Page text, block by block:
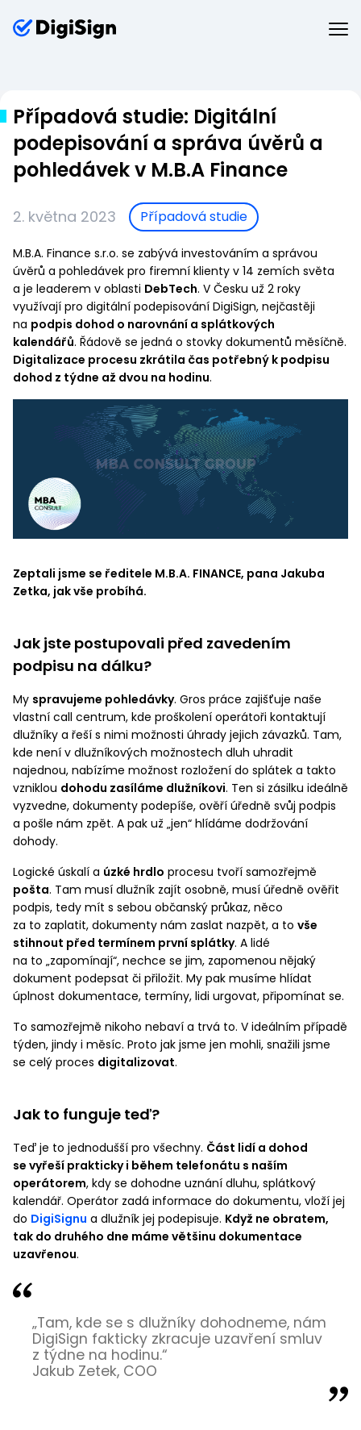
Případová studie: Digitální
podepisování a správa úvěrů a
pohledávek v M.B.A Finance
2. května 2023 Případová studie
M.B.A. Finance s.r.o. se zabývá investováním a správou
úvěrů a pohledávek pro firemní klienty v 14 zemích světa
a je leaderem v oblasti DebTech. V Česku už 2 roky
využívají pro digitální podepisování DigiSign, nejčastěji
na podpis dohod o narovnání a splátkových
kalendářů. Řádově se jedná o stovky dokumentů měsíčně.
Digitalizace procesu zkrátila čas potřebný k podpisu
dohod z týdne až dvou na hodinu.
Zeptali jsme se ředitele M.B.A. FINANCE, pana Jakuba
Zetka, jak vše probíhá.
Jak jste postupovali před zavedením
podpisu na dálku?
My spravujeme pohledávky. Gros práce zajišťuje naše
vlastní call centrum, kde proškolení operátoři kontaktují
dlužníky a řeší s nimi možnosti úhrady jejich závazků. Tam,
kde není v dlužníkových možnostech dluh uhradit
najednou, nabízíme možnost rozložení do splátek a takto
vzniklou dohodu zasíláme dlužníkovi. Ten si zásilku ideálně
vyzvedne, dokumenty podepíše, ověří úředně svůj podpis
a pošle nám zpět. A pak už „jen“ hlídáme dodržování
dohody.
Logické úskalí a úzké hrdlo procesu tvoří samozřejmě
pošta. Tam musí dlužník zajít osobně, musí úředně ověřit
podpis, tedy mít s sebou občanský průkaz, něco
za to zaplatit, dokumenty nám zaslat nazpět, a to vše
stihnout před termínem první splátky. A lidé
na to „zapomínají“, nechce se jim, zapomenou nějaký
dokument podepsat či přiložit. My pak musíme hlídat
úplnost dokumentace, termíny, lidi urgovat, připomínat se.
To samozřejmě nikoho nebaví a trvá to. V ideálním případě
týden, jindy i měsíc. Proto jak jsme jen mohli, snažili jsme
se celý proces digitalizovat.
Jak to funguje teď?
Teď je to jednodušší pro všechny. Část lidí a dohod
se vyřeší prakticky i během telefonátu s naším
operátorem, kdy se dohodne uznání dluhu, splátkový
kalendář. Operátor zadá informace do dokumentu, vloží jej
do DigiSignu a dlužník jej podepisuje. Když ne obratem,
tak do druhého dne máme většinu dokumentace
uzavřenou.
„Tam, kde se s dlužníky dohodneme, nám
DigiSign fakticky zkracuje uzavření smluv
z týdne na hodinu.“
Jakub Zetek, COO